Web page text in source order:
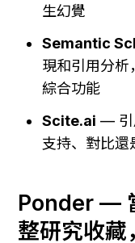
生幻覺
Semantic
現和引用分析
綜合功能
Scite.ai — 引
支持、對比還
Ponder —
整研究收藏